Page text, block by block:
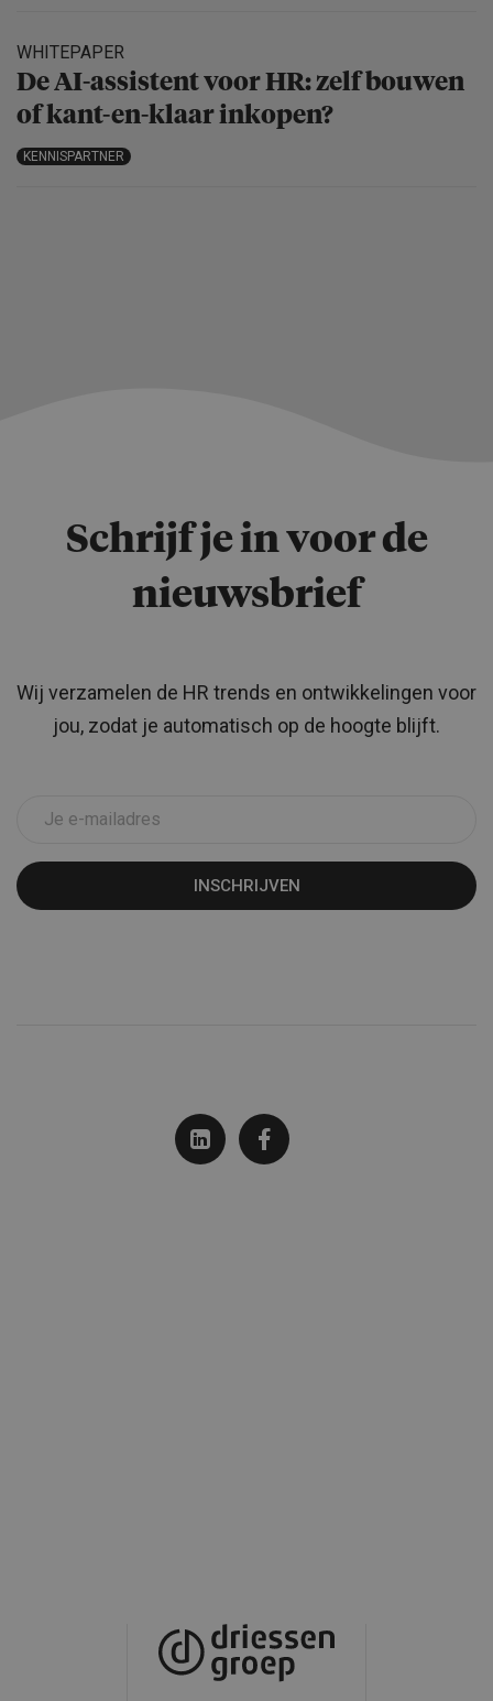
WHITEPAPER
De AI-assistent voor HR: zelf bouwen
of kant-en-klaar inkopen?
KENNISPARTNER
Schrijf je in voor de
nieuwsbrief
Wij verzamelen de HR trends en ontwikkelingen voor
jou, zodat je automatisch op de hoogte blijft.